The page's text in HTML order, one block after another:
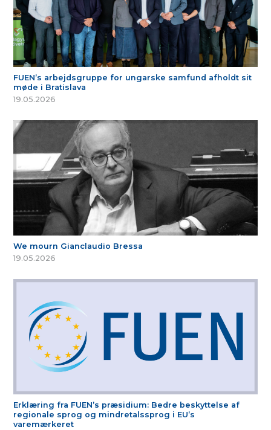
FUEN’s arbejdsgruppe for ungarske samfund afholdt sit
møde i Bratislava
19.05.2026
We mourn Gianclaudio Bressa
19.05.2026
Erklæring fra FUEN’s præsidium: Bedre beskyttelse af
regionale sprog og mindretalssprog i EU’s
varemærkeret